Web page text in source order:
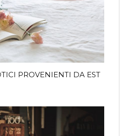
PROVENIENTI DA EST